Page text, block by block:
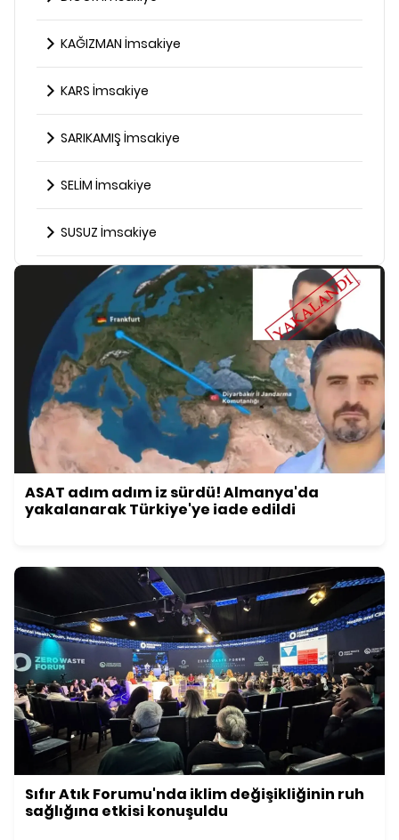
KAĞIZMAN İmsakiye
KARS İmsakiye
SARIKAMIŞ İmsakiye
SELİM İmsakiye
SUSUZ İmsakiye
ASAT adım adım iz sürdü! Almanya'da
yakalanarak Türkiye'ye iade edildi
Sıfır Atık Forumu'nda iklim değişikliğinin ruh
sağlığına etkisi konuşuldu